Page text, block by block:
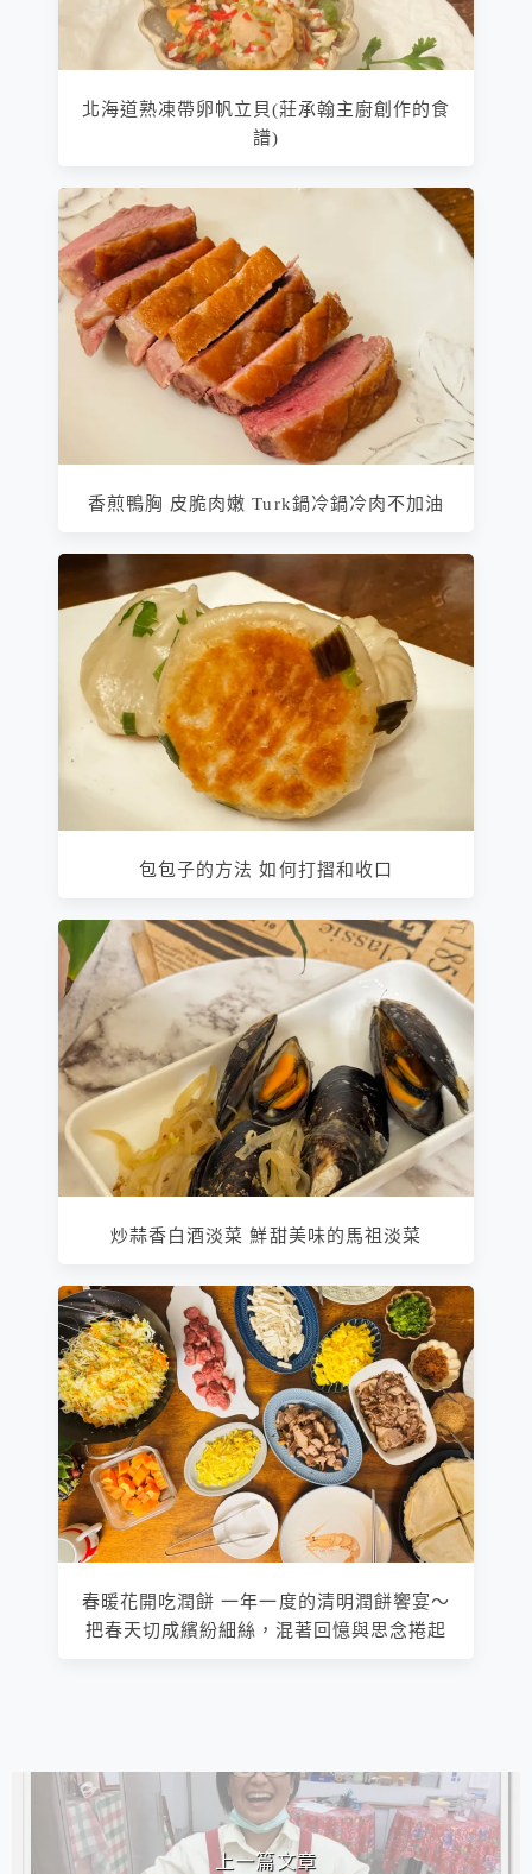
北海道熟凍帶卵帆立貝(莊承翰主廚創作的食
譜)
香煎鴨胸 皮脆肉嫩 Turk鍋冷鍋冷肉不加油
包包子的方法 如何打摺和收口
炒蒜香白酒淡菜 鮮甜美味的馬祖淡菜
春暖花開吃潤餅 一年一度的清明潤餅饗宴～
把春天切成繽紛細絲，混著回憶與思念捲起
相連文章
上一篇文章